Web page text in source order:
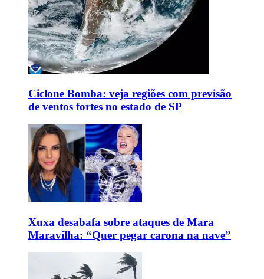
Ciclone Bomba: veja regiões com previsão
de ventos fortes no estado de SP
Xuxa desabafa sobre ataques de Mara
Maravilha: “Quer pegar carona na nave”